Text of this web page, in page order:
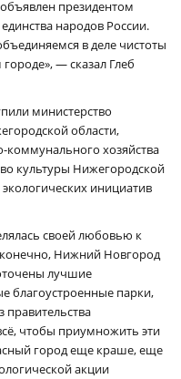
президентом
народов России.
в деле чистоты
— сказал Глеб
министерство
области,
коммунального хозяйства
культуры Нижегородской
инициатив
своей любовью к
Нижний Новгород
лучшие
благоустроенные парки,
правительства
чтобы приумножить эти
город еще краше, еще
акции